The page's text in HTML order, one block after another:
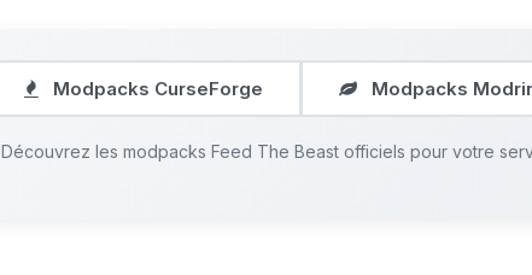
Modpacks CurseForge Modpacks
Découvrez les modpacks Feed The Beast officiels pour votre